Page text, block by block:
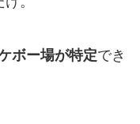
ボー場が特定でき